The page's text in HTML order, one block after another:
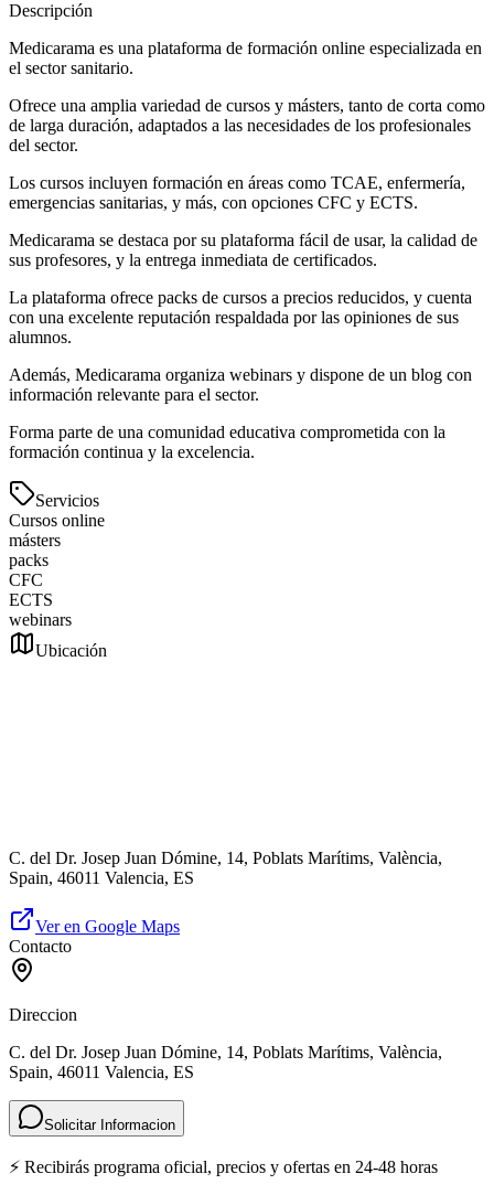
Descripción
Medicarama es una plataforma de formación online especializada en
el sector sanitario.
Ofrece una amplia variedad de cursos y másters, tanto de corta como
de larga duración, adaptados a las necesidades de los profesionales
del sector.
Los cursos incluyen formación en áreas como TCAE, enfermería,
emergencias sanitarias, y más, con opciones CFC y ECTS.
Medicarama se destaca por su plataforma fácil de usar, la calidad de
sus profesores, y la entrega inmediata de certificados.
La plataforma ofrece packs de cursos a precios reducidos, y cuenta
con una excelente reputación respaldada por las opiniones de sus
alumnos.
Además, Medicarama organiza webinars y dispone de un blog con
información relevante para el sector.
Forma parte de una comunidad educativa comprometida con la
formación continua y la excelencia.
Servicios
Cursos online
másters
packs
CFC
ECTS
webinars
Ubicación
C. del Dr. Josep Juan Dómine, 14, Poblats Marítims, València,
Spain, 46011 Valencia, ES
Ver en Google Maps
Contacto
Direccion
C. del Dr. Josep Juan Dómine, 14, Poblats Marítims, València,
Spain, 46011 Valencia, ES
Solicitar Informacion
⚡ Recibirás programa oficial, precios y ofertas en 24-48 horas